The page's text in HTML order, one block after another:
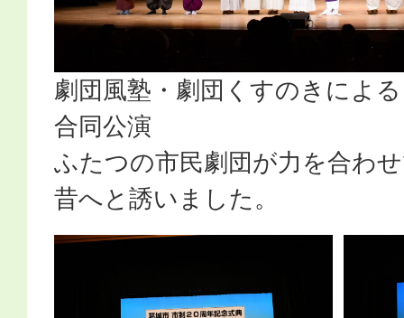
劇団風塾・劇団くすのきによ
合同公演
ふたつの市民劇団が力を合わ
昔へと誘いました。